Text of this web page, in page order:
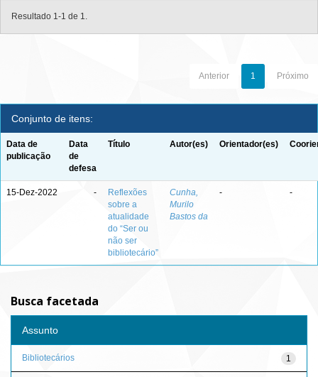
Resultado 1-1 de 1.
Anterior 1 Próximo
Conjunto de itens:
Data de
publicação
Data
de
defesa
Título Autor(es) Orientador(es)
15-Dez-2022 -
Reflexões
sobre a
atualidade
do “Ser ou
não ser
bibliotecário”
Cunha,
Murilo
Bastos da
- -
Busca facetada
Assunto
1
Bibliotecários